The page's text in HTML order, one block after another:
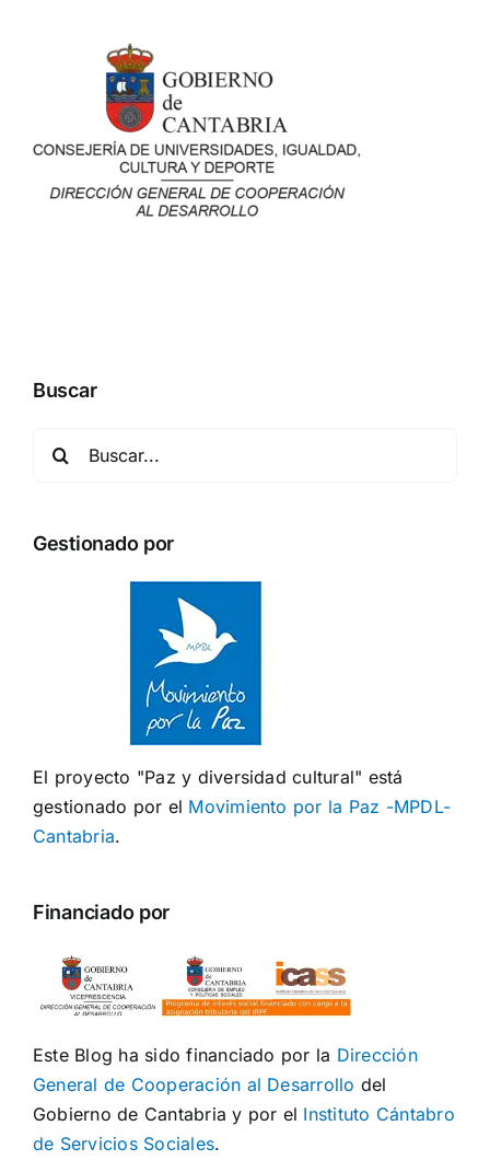
Buscar
Gestionado por
El proyecto "Paz y diversidad cultural" está
gestionado por el Movimiento por la Paz -MPDL-
Cantabria.
Financiado por
Este Blog ha sido financiado por la Dirección
General de Cooperación al Desarrollo del
Gobierno de Cantabria y por el Instituto Cántabro
de Servicios Sociales.